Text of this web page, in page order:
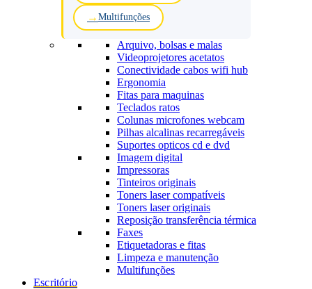
Multifunções
Arquivo, bolsas e malas
Videoprojetores acetatos
Conectividade cabos wifi hub
Ergonomia
Fitas para maquinas
Teclados ratos
Colunas microfones webcam
Pilhas alcalinas recarregáveis
Suportes opticos cd e dvd
Imagem digital
Impressoras
Tinteiros originais
Toners laser compatíveis
Toners laser originais
Reposição transferência térmica
Faxes
Etiquetadoras e fitas
Limpeza e manutenção
Multifunções
Escritório